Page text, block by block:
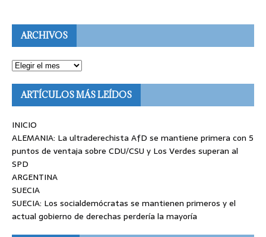
ARCHIVOS
ARTÍCULOS MÁS LEÍDOS
INICIO
ALEMANIA: La ultraderechista AfD se mantiene primera con 5
puntos de ventaja sobre CDU/CSU y Los Verdes superan al
SPD
ARGENTINA
SUECIA
SUECIA: Los socialdemócratas se mantienen primeros y el
actual gobierno de derechas perdería la mayoría